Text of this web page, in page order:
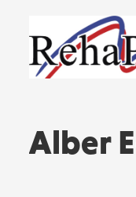
Alber